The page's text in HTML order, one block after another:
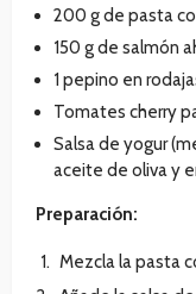
200 g de pasta
150 g de salmón
1 pepino en
Tomates cherry
Salsa de yogur
aceite de oliva y
Preparación:
Mezcla la pasta